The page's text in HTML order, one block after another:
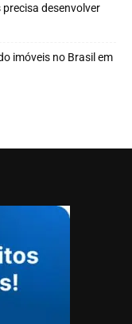
desenvolver
imóveis no Brasil em